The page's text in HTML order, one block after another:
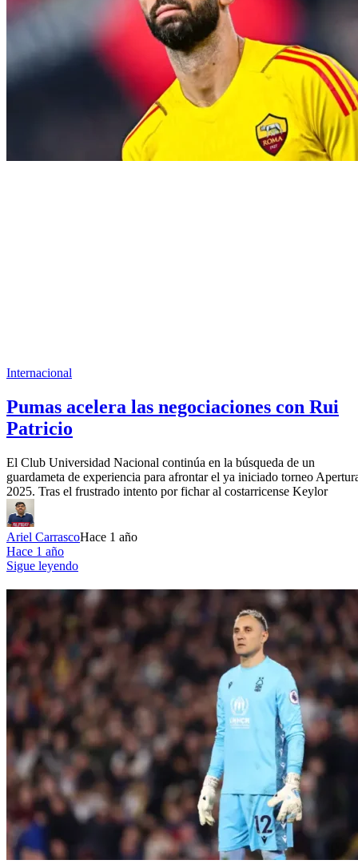
Internacional
Pumas acelera las negociaciones con Rui
Patricio
El Club Universidad Nacional continúa en la búsqueda de un
guardameta de experiencia para afrontar el ya iniciado torneo
2025. Tras el frustrado intento por fichar al costarricense Keylor
Ariel CarrascoHace 1 año
Hace 1 año
Sigue leyendo